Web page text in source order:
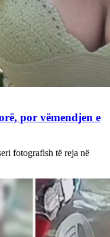
por vëmendjen e
fotografish të reja në